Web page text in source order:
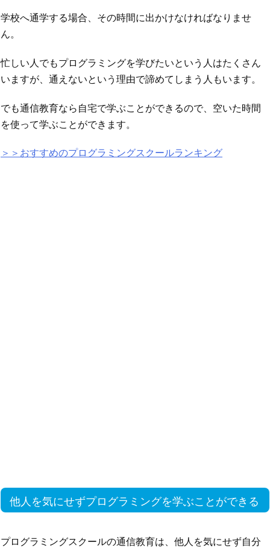
学校へ通学する場合、その時間に出かけなければなりませ
ん。
忙しい人でもプログラミングを学びたいという人はたくさん
いますが、通えないという理由で諦めてしまう人もいます。
でも通信教育なら自宅で学ぶことができるので、空いた時間
を使って学ぶことができます。
＞＞おすすめのプログラミングスクールランキング
他人を気にせずプログラミングを学ぶことができる
プログラミングスクールの通信教育は、他人を気にせず自分